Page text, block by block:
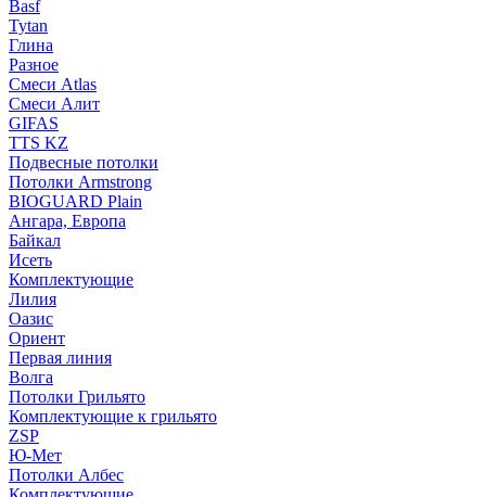
Basf
Tytan
Глина
Разное
Смеси Atlas
Смеси Алит
GIFAS
TTS KZ
Подвесные потолки
Потолки Armstrong
BIOGUARD Plain
Ангара, Европа
Байкал
Исеть
Комплектующие
Лилия
Оазис
Ориент
Первая линия
Волга
Потолки Грильято
Комплектующие к грильято
ZSP
Ю-Мет
Потолки Албес